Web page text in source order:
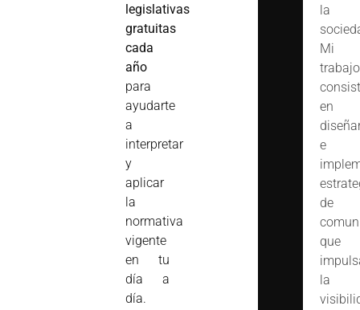
legislativas
gratuitas
cada
año
para
ayudarte
a
interpretar
y
aplicar
la
normativa
vigente
en tu
día a
día.
la
Mi
trabajo
en
e
de
que
la